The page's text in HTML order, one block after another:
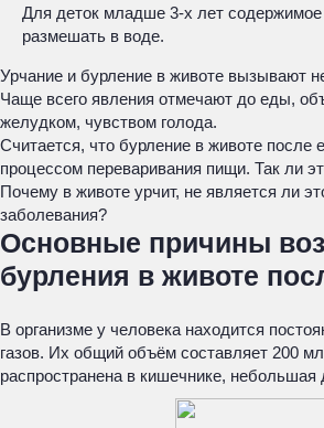
Для деток младше 3-х лет
размешать в воде.
Урчание и бурление в животе вызывают
Чаще всего явления отмечают до еды,
желудком, чувством голода.
Считается, что бурление в животе после
процессом переваривания пищи. Так ли
Почему в животе урчит, не является ли
заболевания?
Основные причины
бурления в животе
В организме у человека находится
газов. Их общий объём составляет 200
распространена в кишечнике, небольшая